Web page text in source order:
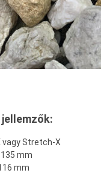
vagy Stretch-X
mm
mm